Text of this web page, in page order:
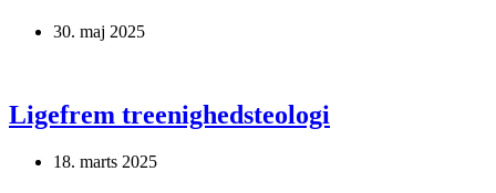
30. maj 2025
Ligefrem treenighedsteologi
18. marts 2025